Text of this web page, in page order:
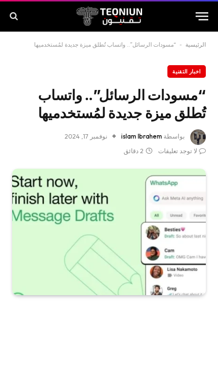
الرئيسية - “مسودات الرسائل”.. واتساب تُطلق ميزة جديدة لمُستخدميها
اخبار التقنية
“مسودات الرسائل”.. واتساب
تُطلق ميزة جديدة لمُستخدميها
بواسطة islam Ibrahem
نوفمبر 17, 2024
لا توجد تعليقات
2 دقائق